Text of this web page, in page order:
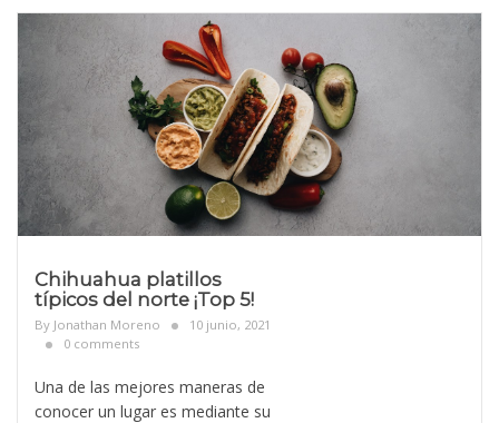
Chihuahua platillos
típicos del norte ¡Top 5!
By Jonathan Moreno
10 junio, 2021
0 comments
Una de las mejores maneras de
conocer un lugar es mediante su